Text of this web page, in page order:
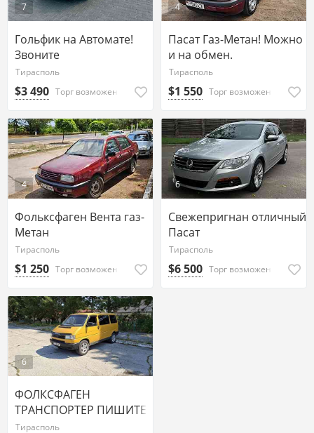
7
Гольфик на Автомате!
Звоните
Тирасполь
$3 490 Торг возможен
4
Пасат Газ-Метан! Можно
и на обмен.
Тирасполь
$1 550 Торг возможен
4
Фольксфаген Вента газ-
Метан
Тирасполь
$1 250 Торг возможен
6
Свежепригнан отличный
Пасат
Тирасполь
$6 500 Торг возможен
6
ФОЛКСФАГЕН
ТРАНСПОРТЕР ПИШИТЕ
НА ВАТСАП 77751188
Тирасполь